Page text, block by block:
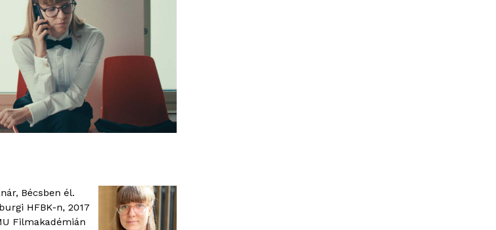
Bécsben él.
HFBK-n, 2017
Filmakadémián